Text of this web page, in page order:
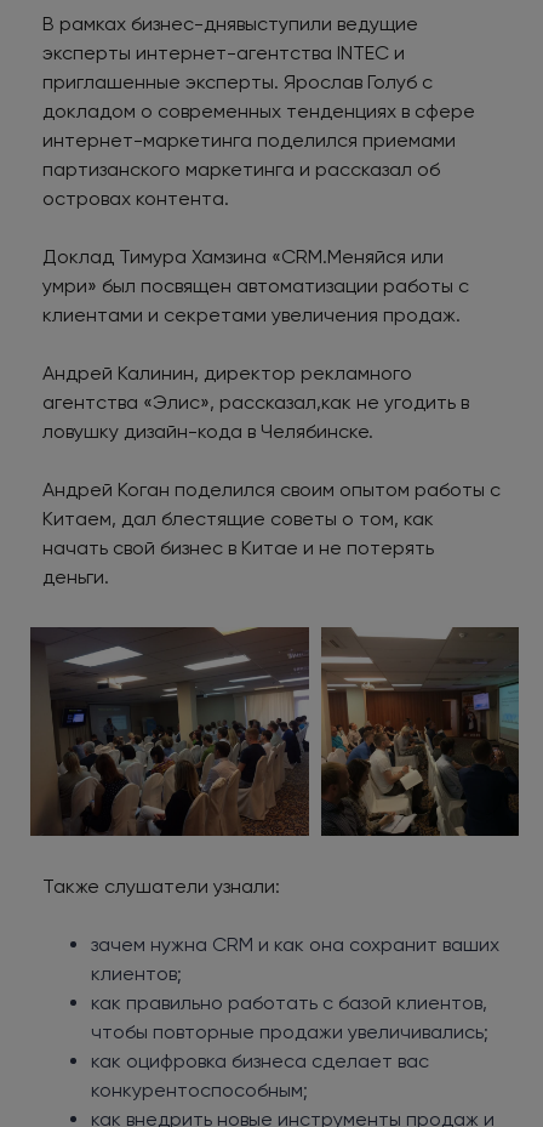
В рамках бизнес-днявыступили ведущие
эксперты интернет-агентства INTEC и
приглашенные эксперты. Ярослав Голуб с
докладом о современных тенденциях в сфере
интернет-маркетинга поделился приемами
партизанского маркетинга и рассказал об
островах контента.
Доклад Тимура Хамзина «CRM.Меняйся или
умри» был посвящен автоматизации работы с
клиентами и секретами увеличения продаж.
Андрей Калинин, директор рекламного
агентства «Элис», рассказал,как не угодить в
ловушку дизайн-кода в Челябинске.
Андрей Коган поделился своим опытом работы с
Китаем, дал блестящие советы о том, как
начать свой бизнес в Китае и не потерять
деньги.
Также слушатели узнали:
зачем нужна CRM и как она сохранит ваших
клиентов;
как правильно работать с базой клиентов,
чтобы повторные продажи увеличивались;
как оцифровка бизнеса сделает вас
конкурентоспособным;
как внедрить новые инструменты продаж и